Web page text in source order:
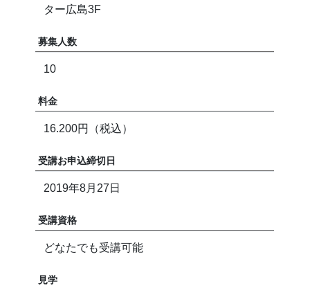
ター広島3F
募集人数
10
料金
16.200円（税込）
受講お申込締切日
2019年8月27日
受講資格
どなたでも受講可能
見学